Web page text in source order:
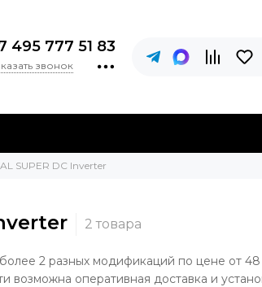
495 777 51 83
звонок
SUPER DC Inverter
2 разных модификаций по цене от
возможна оперативная доставка и